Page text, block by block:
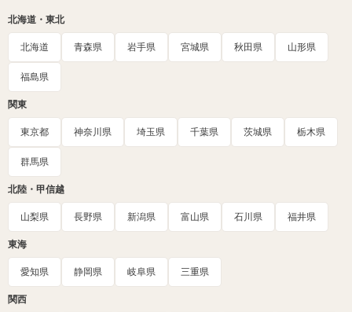
北海道・東北
北海道 青森県 岩手県 宮城県 秋田県 山形県
福島県
関東
東京都 神奈川県 埼玉県 千葉県 茨城県 栃木県
群馬県
北陸・甲信越
山梨県 長野県 新潟県 富山県 石川県 福井県
東海
愛知県 静岡県 岐阜県 三重県
関西